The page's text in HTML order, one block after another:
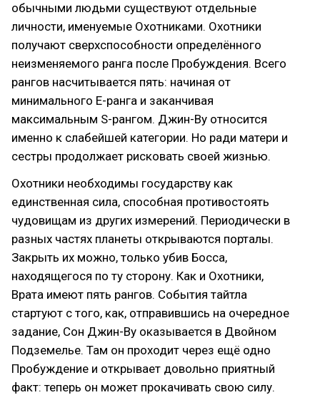
обычными людьми существуют отдельные
личности, именуемые Охотниками. Охотники
получают сверхспособности определённого
неизменяемого ранга после Пробуждения. Всего
рангов насчитывается пять: начиная от
минимального E-ранга и заканчивая
максимальным S-рангом. Джин-Ву относится
именно к слабейшей категории. Но ради матери и
сестры продолжает рисковать своей жизнью.
Охотники необходимы государству как
единственная сила, способная противостоять
чудовищам из других измерений. Периодически в
разных частях планеты открываются порталы.
Закрыть их можно, только убив Босса,
находящегося по ту сторону. Как и Охотники,
Врата имеют пять рангов. События тайтла
стартуют с того, как, отправившись на очередное
задание, Сон Джин-Ву оказывается в Двойном
Подземелье. Там он проходит через ещё одно
Пробуждение и открывает довольно приятный
факт: теперь он может прокачивать свою силу.